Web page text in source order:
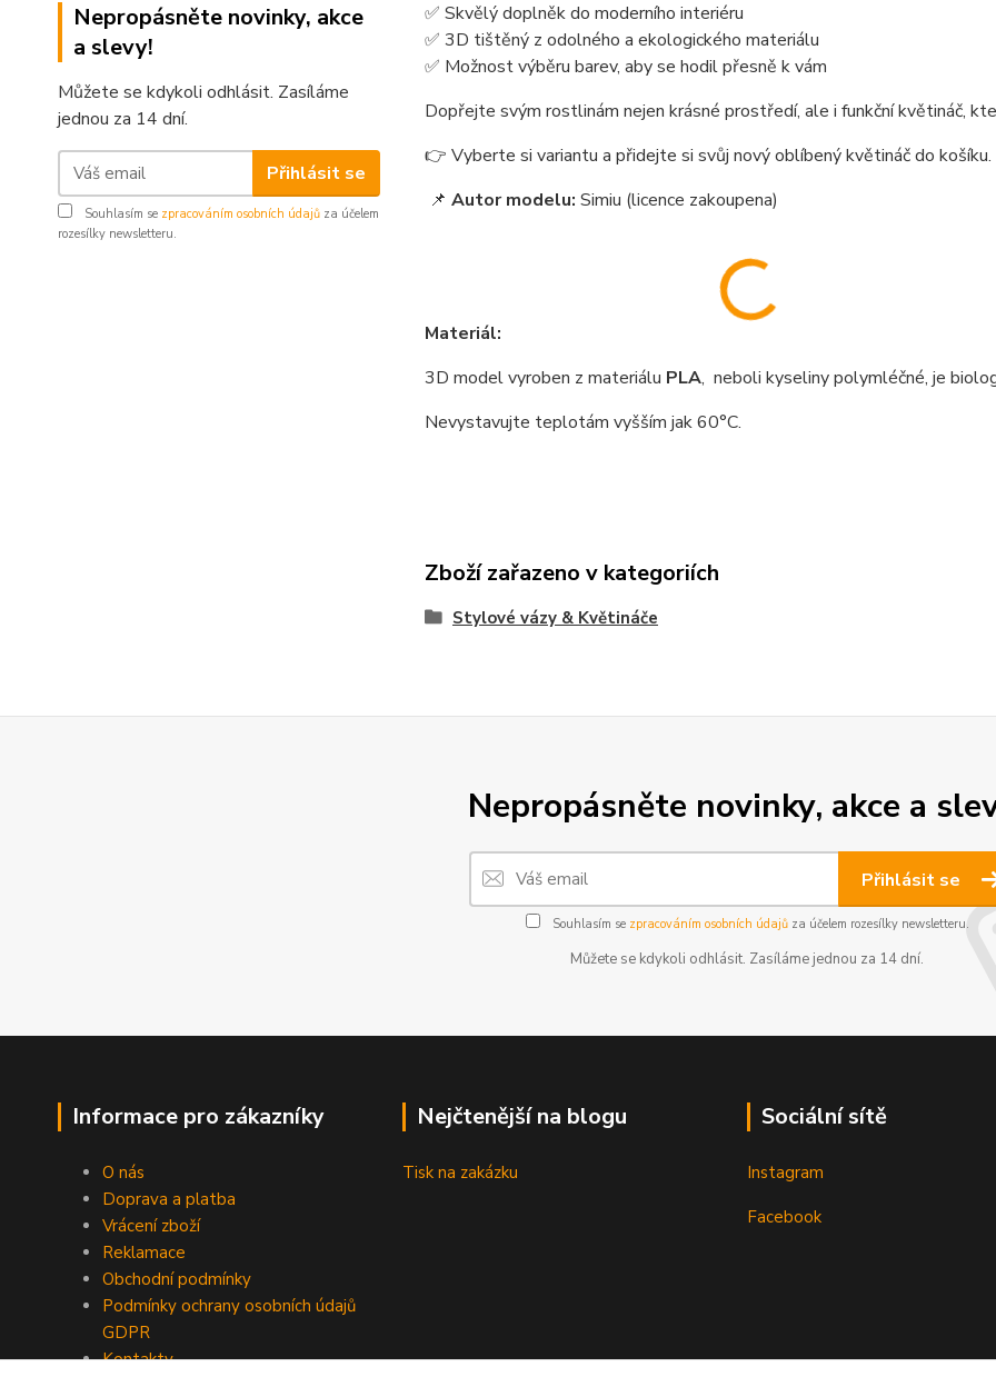
Nepropásněte novinky, akce
a slevy!
Můžete se kdykoli odhlásit. Zasíláme
jednou za 14 dní.
Přihlásit se
Souhlasím se zpracováním osobních údajů za účelem
rozesílky newsletteru.
✅ Skvělý doplněk do moderního interiéru
✅ 3D tištěný z odolného a ekologického materiálu
✅ Možnost výběru barev, aby se hodil přesně k vám
Dopřejte svým rostlinám nejen krásné prostředí, ale i funkční květináč,
👉 Vyberte si variantu a přidejte si svůj nový oblíbený květináč do košíku.
📌 Autor modelu: Simiu (licence zakoupena)
Materiál:
3D model vyroben z materiálu PLA, neboli kyseliny polymléčné, je
Nevystavujte teplotám vyšším jak 60°C.
Zboží zařazeno v kategoriích
Stylové vázy & Květináče
Nepropásněte novinky, akce a
Přihlásit se
Souhlasím se zpracováním osobních údajůza účelem rozesílky newsletteru.
Můžete se kdykoli odhlásit. Zasíláme jednou za 14 dní.
Informace pro zákazníky
O nás
Doprava a platba
Vrácení zboží
Reklamace
Obchodní podmínky
Podmínky ochrany osobních údajů
GDPR
Kontakty
Nejčtenější na blogu
Tisk na zakázku
Sociální sítě
Instagram
Facebook